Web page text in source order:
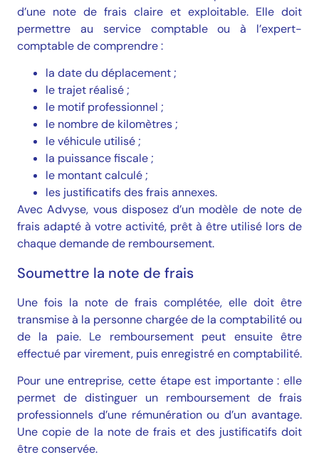
d’une note de frais claire et exploitable. Elle doit
permettre au service comptable ou à l’expert-
comptable de comprendre :
la date du déplacement ;
le trajet réalisé ;
le motif professionnel ;
le nombre de kilomètres ;
le véhicule utilisé ;
la puissance fiscale ;
le montant calculé ;
les justificatifs des frais annexes.
Avec Advyse, vous disposez d’un modèle de note de
frais adapté à votre activité, prêt à être utilisé lors de
chaque demande de remboursement.
Soumettre la note de frais
Une fois la note de frais complétée, elle doit être
transmise à la personne chargée de la comptabilité ou
de la paie. Le remboursement peut ensuite être
effectué par virement, puis enregistré en comptabilité.
Pour une entreprise, cette étape est importante : elle
permet de distinguer un remboursement de frais
professionnels d’une rémunération ou d’un avantage.
Une copie de la note de frais et des justificatifs doit
être conservée.